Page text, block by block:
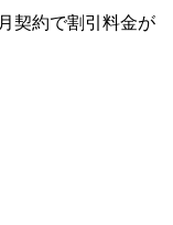
契約で割引料金が